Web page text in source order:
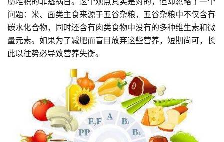
问题：米、面类主食来源于五谷杂粮，五谷杂粮中不仅含有
碳水化合物，同时还含有肉类食物中没有的多种维生素和微
量元素。如果为了减肥而盲目放弃这些营养，短期尚可，长
此以往势必导致营养失衡。